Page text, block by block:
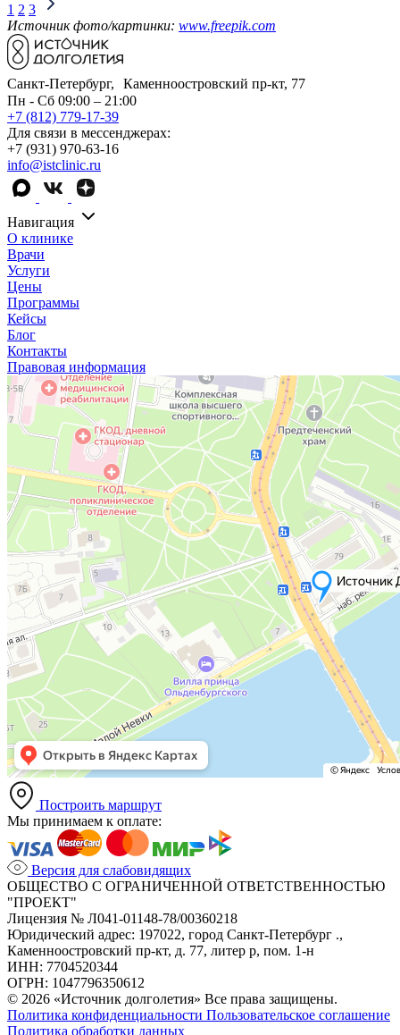
1 2 3
Источник фото/картинки: www.freepik.com
Санкт-Петербург, Каменноостровский пр-кт, 77
Пн - Сб 09:00 – 21:00
+7 (812) 779-17-39
Для связи в мессенджерах:
+7 (931) 970-63-16
info@istclinic.ru
Навигация
О клинике
Врачи
Услуги
Цены
Программы
Кейсы
Блог
Контакты
Правовая информация
Построить маршрут
Мы принимаем к оплате:
Версия для слабовидящих
ОБЩЕСТВО С ОГРАНИЧЕННОЙ ОТВЕТСТВЕННОСТЬЮ
"ПРОЕКТ"
Лицензия № Л041-01148-78/00360218
Юридический адрес: 197022, город Санкт-Петербург .,
Каменноостровский пр-кт, д. 77, литер р, пом. 1-н
ИНН: 7704520344
ОГРН: 1047796350612
© 2026 «Источник долголетия» Все права защищены.
Политика конфиденциальности Пользовательское соглашение
Политика обработки данных